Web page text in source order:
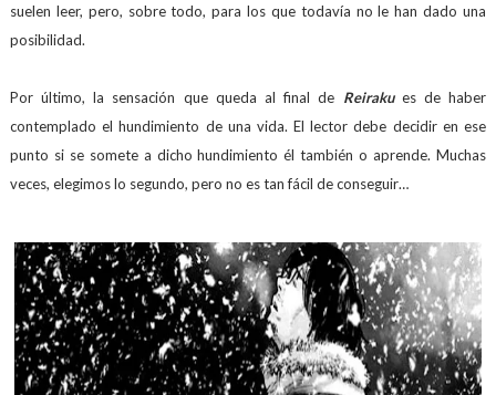
suelen leer, pero, sobre todo, para los que todavía no le han dado una
posibilidad.
Por último, la sensación que queda al final de Reirakues de haber
contemplado el hundimiento de una vida. El lector debe decidir en ese
punto si se somete a dicho hundimiento él también o aprende. Muchas
veces, elegimos lo segundo, pero no es tan fácil de conseguir…